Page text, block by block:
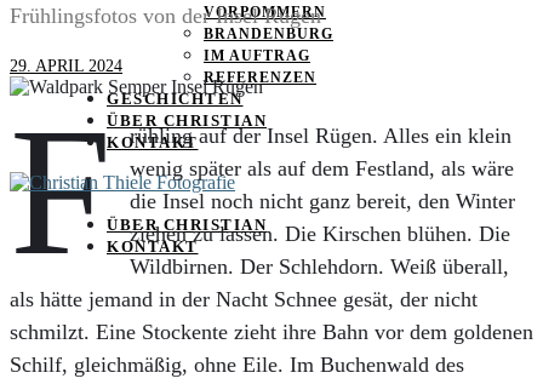
VORPOMMERN
BRANDENBURG
IM AUFTRAG
REFERENZEN
GESCHICHTEN
ÜBER CHRISTIAN
KONTAKT
ÜBER CHRISTIAN
KONTAKT
Frühlingsfotos von der Insel Rügen
29. APRIL 2024
F
rühling auf der Insel Rügen. Alles ein klein
wenig später als auf dem Festland, als wäre
die Insel noch nicht ganz bereit, den Winter
ziehen zu lassen. Die Kirschen blühen. Die
Wildbirnen. Der Schlehdorn. Weiß überall,
als hätte jemand in der Nacht Schnee gesät, der nicht
schmilzt. Eine Stockente zieht ihre Bahn vor dem goldenen
Schilf, gleichmäßig, ohne Eile. Im Buchenwald des